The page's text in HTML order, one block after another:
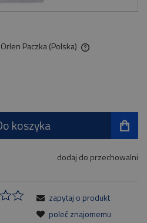
Paczka (Polska)
kosztów płatności
koszyka
dodaj do przechowalni
zapytaj o produkt
poleć znajomemu